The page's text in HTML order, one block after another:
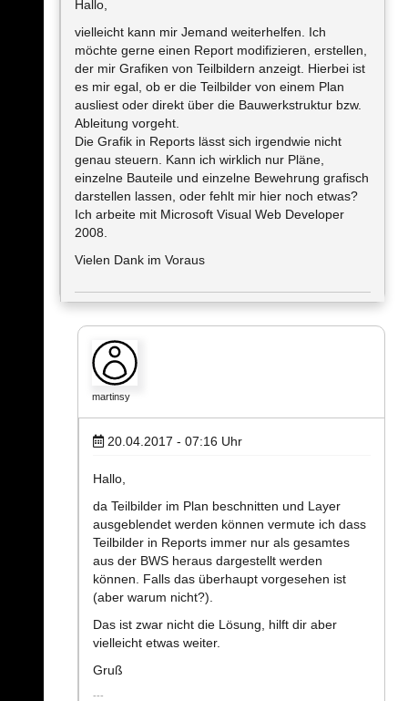
Hallo,
vielleicht kann mir Jemand weiterhelfen. Ich
möchte gerne einen Report modifizieren, erstellen,
der mir Grafiken von Teilbildern anzeigt. Hierbei ist
es mir egal, ob er die Teilbilder von einem Plan
ausliest oder direkt über die Bauwerkstruktur bzw.
Ableitung vorgeht.
Die Grafik in Reports lässt sich irgendwie nicht
genau steuern. Kann ich wirklich nur Pläne,
einzelne Bauteile und einzelne Bewehrung grafisch
darstellen lassen, oder fehlt mir hier noch etwas?
Ich arbeite mit Microsoft Visual Web Developer
2008.
Vielen Dank im Voraus
martinsy
20.04.2017 - 07:16 Uhr
Hallo,
da Teilbilder im Plan beschnitten und Layer
ausgeblendet werden können vermute ich dass
Teilbilder in Reports immer nur als gesamtes
aus der BWS heraus dargestellt werden
können. Falls das überhaupt vorgesehen ist
(aber warum nicht?).
Das ist zwar nicht die Lösung, hilft dir aber
vielleicht etwas weiter.
Gruß